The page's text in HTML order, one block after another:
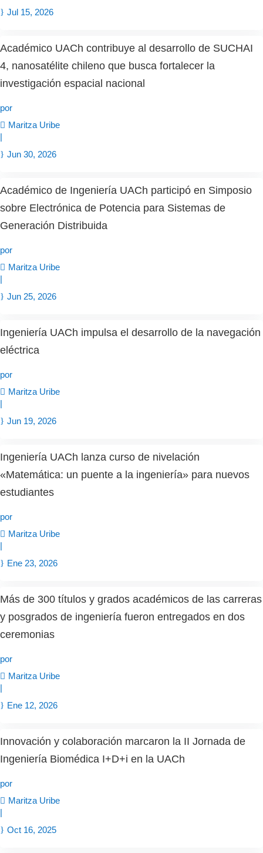
Jul 15, 2026
Académico UACh contribuye al desarrollo de SUCHAI
4, nanosatélite chileno que busca fortalecer la
investigación espacial nacional
por
Maritza Uribe
|
Jun 30, 2026
Académico de Ingeniería UACh participó en Simposio
sobre Electrónica de Potencia para Sistemas de
Generación Distribuida
por
Maritza Uribe
|
Jun 25, 2026
Ingeniería UACh impulsa el desarrollo de la navegación
eléctrica
por
Maritza Uribe
|
Jun 19, 2026
Ingeniería UACh lanza curso de nivelación
«Matemática: un puente a la ingeniería» para nuevos
estudiantes
por
Maritza Uribe
|
Ene 23, 2026
Más de 300 títulos y grados académicos de las carreras
y posgrados de ingeniería fueron entregados en dos
ceremonias
por
Maritza Uribe
|
Ene 12, 2026
Innovación y colaboración marcaron la II Jornada de
Ingeniería Biomédica I+D+i en la UACh
por
Maritza Uribe
|
Oct 16, 2025